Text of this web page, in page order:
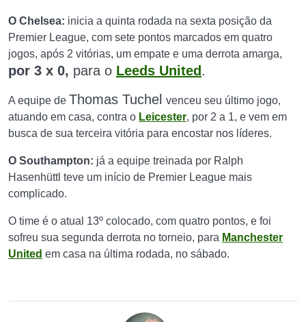
O Chelsea: inicia a quinta rodada na sexta posição da
Premier League, com sete pontos marcados em quatro
jogos, após 2 vitórias, um empate e uma derrota amarga,
por 3 x 0, para o Leeds United.
A equipe de Thomas Tuchel venceu seu último jogo,
atuando em casa, contra o Leicester, por 2 a 1, e vem em
busca de sua terceira vitória para encostar nos líderes.
O Southampton: já a equipe treinada por Ralph
Hasenhüttl teve um início de Premier League mais
complicado.
O time é o atual 13º colocado, com quatro pontos, e foi
sofreu sua segunda derrota no torneio, para Manchester
United em casa na última rodada, no sábado.